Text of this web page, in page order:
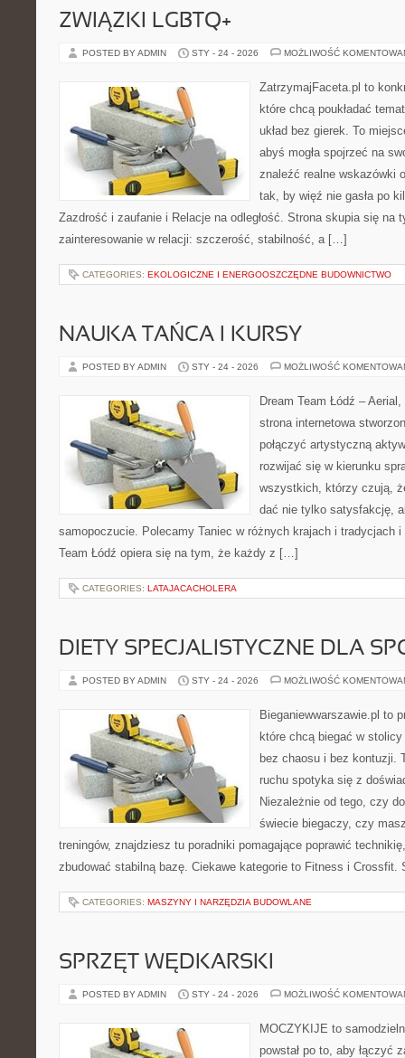
ZWIĄZKI LGBTQ+
POSTED BY ADMIN STY - 24 - 2026 MOŻLIWOŚĆ
ZatrzymajFaceta.pl to
które chcą poukładać
układ bez gierek. To
abyś mogła spojrzeć na
znaleźć realne wskazówki
tak, by więź nie gasła po
Zazdrość i zaufanie i Relacje na odległość. Strona skupia się na
zainteresowanie w relacji: szczerość, stabilność, a […]
CATEGORIES: EKOLOGICZNE I ENERGOOSZCZĘDNE BUDOWNICTWO
NAUKA TAŃCA I KURSY
POSTED BY ADMIN STY - 24 - 2026 MOŻLIWOŚĆ
Dream Team Łódź –
strona internetowa
połączyć artystyczną
rozwijać się w kierunku
wszystkich, którzy czują,
dać nie tylko satysfakcję,
samopoczucie. Polecamy Taniec w różnych krajach i tradycjach
Team Łódź opiera się na tym, że każdy z […]
CATEGORIES: LATAJACACHOLERA
DIETY SPECJALISTYCZNE DLA
POSTED BY ADMIN STY - 24 - 2026 MOŻLIWOŚĆ
Bieganiewwarszawie.pl to
które chcą biegać w
bez chaosu i bez kontuzji.
ruchu spotyka się z
Niezależnie od tego, czy
świecie biegaczy, czy
treningów, znajdziesz tu poradniki pomagające poprawić
zbudować stabilną bazę. Ciekawe kategorie to Fitness i
CATEGORIES: MASZYNY I NARZĘDZIA BUDOWLANE
SPRZĘT WĘDKARSKI
POSTED BY ADMIN STY - 24 - 2026 MOŻLIWOŚĆ
MOCZYKIJE to
powstał po to, aby łączyć